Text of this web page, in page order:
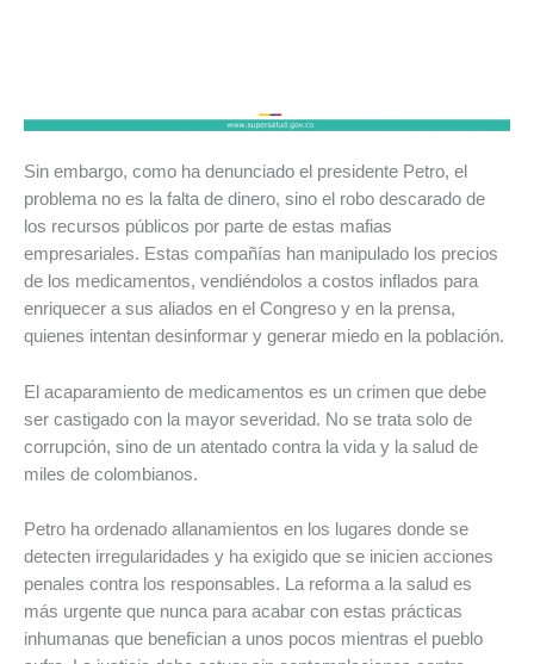
Sin embargo, como ha denunciado el presidente Petro, el
problema no es la falta de dinero, sino el robo descarado de
los recursos públicos por parte de estas mafias
empresariales. Estas compañías han manipulado los precios
de los medicamentos, vendiéndolos a costos inflados para
enriquecer a sus aliados en el Congreso y en la prensa,
quienes intentan desinformar y generar miedo en la población.
El acaparamiento de medicamentos es un crimen que debe
ser castigado con la mayor severidad. No se trata solo de
corrupción, sino de un atentado contra la vida y la salud de
miles de colombianos.
Petro ha ordenado allanamientos en los lugares donde se
detecten irregularidades y ha exigido que se inicien acciones
penales contra los responsables. La reforma a la salud es
más urgente que nunca para acabar con estas prácticas
inhumanas que benefician a unos pocos mientras el pueblo